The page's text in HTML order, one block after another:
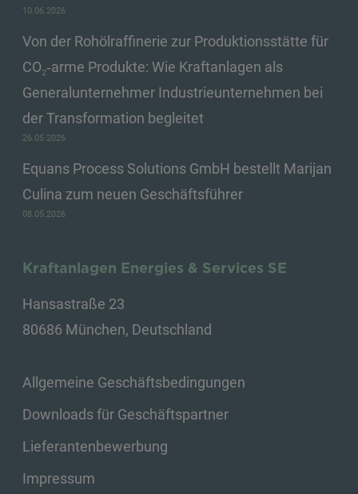
10.06.2026
Von der Rohölraffinerie zur Produktionsstätte für
CO₂‑arme Produkte: Wie Kraftanlagen als
Generalunternehmer Industrieunternehmen bei
der Transformation begleitet
26.05.2026
Equans Process Solutions GmbH bestellt Marijan
Culina zum neuen Geschäftsführer
08.05.2026
Kraftanlagen Energies & Services SE
Hansastraße 23
80686 München, Deutschland
Allgemeine Geschäftsbedingungen
Downloads für Geschäftspartner
Lieferantenbewerbung
Impressum